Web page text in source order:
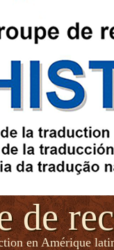
de
en Amérique